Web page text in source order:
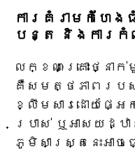
ការគំរាមកំហែង
បន្ត និងការ
លក្ខណៈគ្រោះថ្នាក់
គឺសមត្ថភាពរប
ខ្លឹមសារដោយផ្អ
ប្រាស់ ឬអាសយដ្ឋ
ភូមិសាស្ត្រនេះអាច